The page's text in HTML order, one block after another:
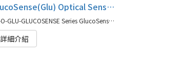
GlucoSense(Glu) Optical Sensors, FS-O-GLU-GLUCOSENSE Series
FS-O-GLU-GLUCOSENSE Series GlucoSense(Glu) Optical Sensors
詳細介紹